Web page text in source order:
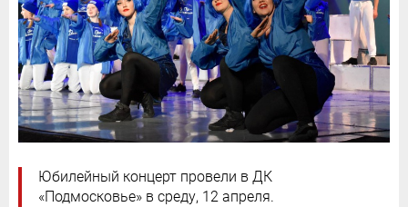
Юбилейный концерт провели в ДК
«Подмосковье» в среду, 12 апреля.